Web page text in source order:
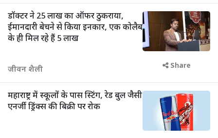
डॉक्टर ने 25 लाख का ऑफर ठुकराया,
ईमानदारी बेचने से किया इनकार, एक कोलैब
के ही मिल रहे हैं 5 लाख
जीवन शैली Share
महाराष्ट्र में स्कूलों के पास स्टिंग, रेड बुल जैसी
एनर्जी ड्रिंक्स की बिक्री पर रोक